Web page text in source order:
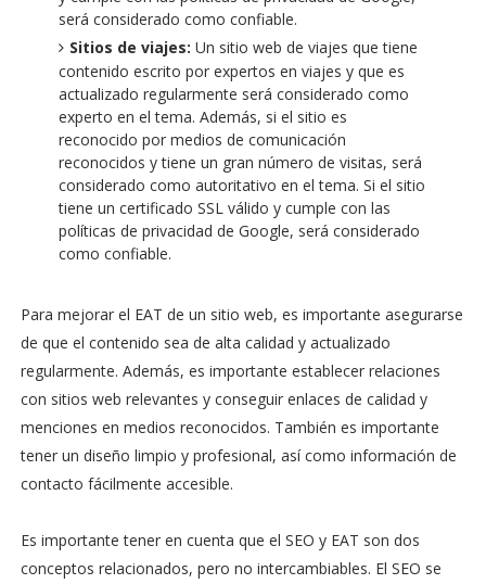
será considerado como confiable.
Sitios de viajes: Un sitio web de viajes que tiene
contenido escrito por expertos en viajes y que es
actualizado regularmente será considerado como
experto en el tema. Además, si el sitio es
reconocido por medios de comunicación
reconocidos y tiene un gran número de visitas, será
considerado como autoritativo en el tema. Si el sitio
tiene un certificado SSL válido y cumple con las
políticas de privacidad de Google, será considerado
como confiable.
Para mejorar el EAT de un sitio web, es importante asegurarse
de que el contenido sea de alta calidad y actualizado
regularmente. Además, es importante establecer relaciones
con sitios web relevantes y conseguir enlaces de calidad y
menciones en medios reconocidos. También es importante
tener un diseño limpio y profesional, así como información de
contacto fácilmente accesible.
Es importante tener en cuenta que el SEO y EAT son dos
conceptos relacionados, pero no intercambiables. El SEO se